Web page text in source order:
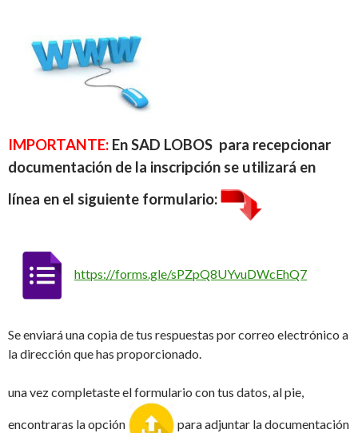
IMPORTANTE: En SAD LOBOS para recepcionar
documentación de la inscripción se utilizará en
línea en el siguiente formulario:
https://forms.gle/sPZpQ8UYvuDWcEhQ7
Se enviará una copia de tus respuestas por correo electrónico a
la dirección que has proporcionado.
una vez completaste el formulario con tus datos, al pie,
encontraras la opción para adjuntar la documentación